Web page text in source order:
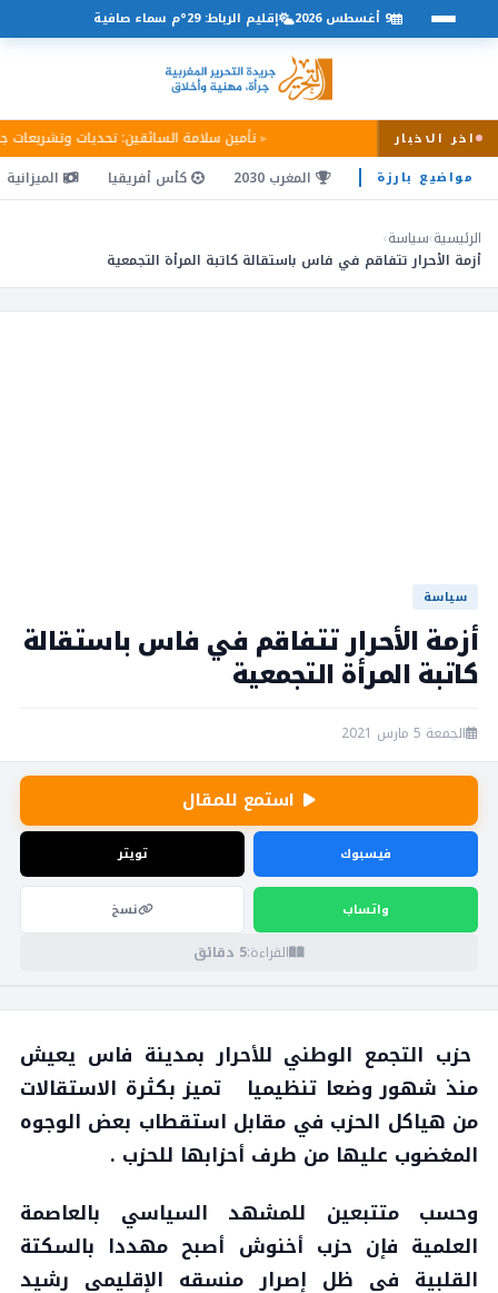
اخر الاخبار تأمين سلامة السائقين: تحديات وتشريعات
9 أغسطس 2026 إقليم الرباط: 29°م سماء صافية
مواضيع بارزة المغرب 2030 كأس أفريقيا الميزانية
الرئيسية›سياسة›
أزمة الأحرار تتفاقم في فاس باستقالة كاتبة المرأة التجمعية
سياسة
أزمة الأحرار تتفاقم في فاس باستقالة
كاتبة المرأة التجمعية
الجمعة 5 مارس 2021
استمع للمقال
فيسبوك تويتر
واتساب نسخ
القراءة:5 دقائق
حزب التجمع الوطني للأحرار بمدينة فاس يعيش
منذ شهور وضعا تنظيميا تميز بكثرة الاستقالات
من هياكل الحزب في مقابل استقطاب بعض الوجوه
المغضوب عليها من طرف أحزابها للحزب .
وحسب متتبعين للمشهد السياسي بالعاصمة
العلمية فإن حزب أخنوش أصبح مهددا بالسكتة
القلبية في ظل إصرار منسقه الإقليمي رشيد